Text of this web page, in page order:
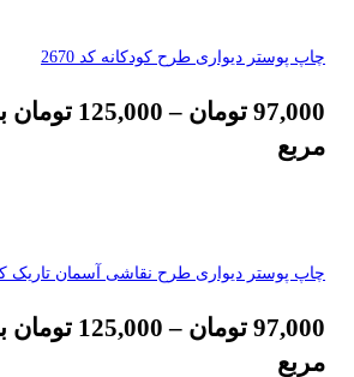
چاپ پوستر دیواری طرح کودکانه کد 2670
97,000 تومان –
125,000 تومان
مربع
چاپ پوستر دیواری طرح نقاشی آسمان تاریک کد
97,000 تومان –
125,000 تومان
مربع